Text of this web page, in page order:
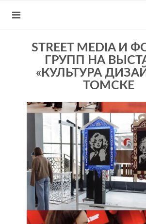
STREET MEDIA И
ГРУПП НА
«КУЛЬТУРА
ТОМСКЕ